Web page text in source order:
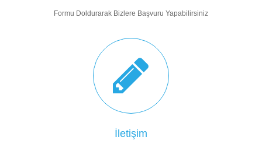
Formu Doldurarak Bizlere Başvuru Yapabilirsiniz
İletişim